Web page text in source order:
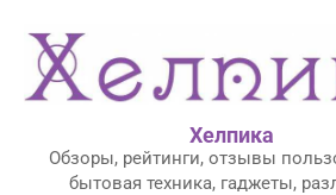
контенту
Хелпика
Обзоры, рейтинги, отзывы
бытовая техника, гаджеты,